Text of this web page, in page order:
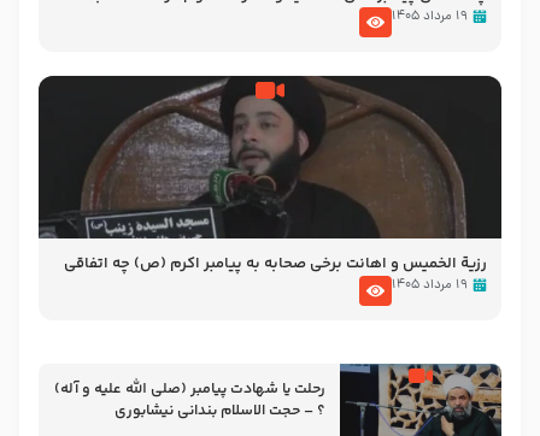
الاسلام شیخ حسین یوسفی
۱۹ مرداد ۱۴۰۵
رزیة الخمیس و اهانت برخی صحابه به پیامبر اکرم (ص) چه اتفاقی
رخ داد که پیامبر رحمت ، صحابه را بیرون انداختند ؟!!!!! – سید محمد
۱۹ مرداد ۱۴۰۵
رحلت یا شهادت پیامبر (صلی الله علیه و آله)
؟ – حجت الاسلام بندانی نیشابوری